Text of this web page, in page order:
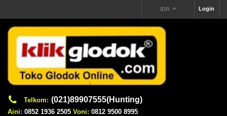
Login
IDR
Telkom: (021)89907555(Hunting)
Aini: 0852 1936 2505 Voni: 0812 9500 8995